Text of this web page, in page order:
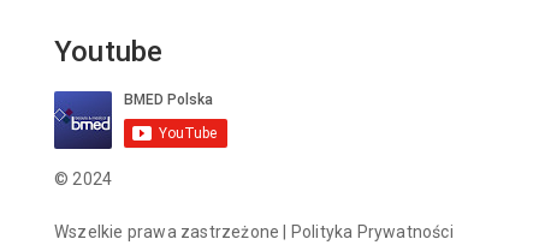
Youtube
© 2024
Wszelkie prawa zastrzeżone | Polityka Prywatności